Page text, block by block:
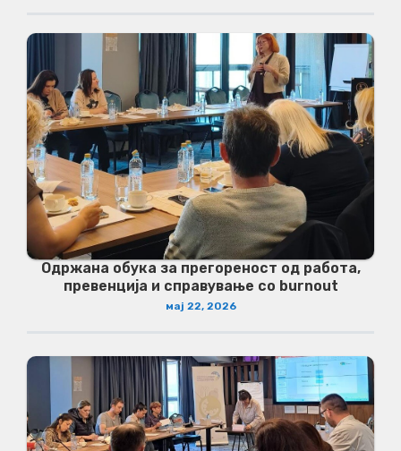
Одржана обука за прегореност од работа,
превенција и справување со burnout
мај 22, 2026